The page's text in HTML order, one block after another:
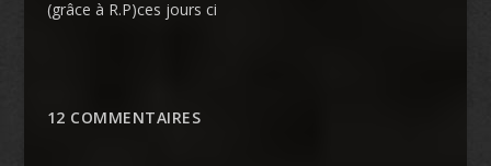
(grâce à R.P)ces jours ci
12 COMMENTAIRES